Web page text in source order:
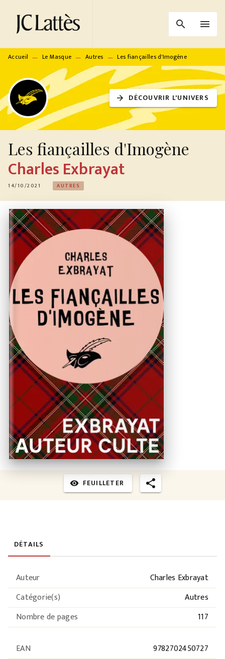
MENU RECHERCHE
PIED DE PAGE
search menu
Accueil — Le Masque — Autres — Les fiançailles d'Imogène
arrow_forward DÉCOUVRIR L'UNIVERS
Les fiançailles d'Imogène
Charles Exbrayat
14/10/2021 AUTRES
visibility FEUILLETER
DÉTAILS
Auteur
Charles Exbrayat
Catégorie(s)
Autres
Nombre de pages
117
EAN
9782702450727